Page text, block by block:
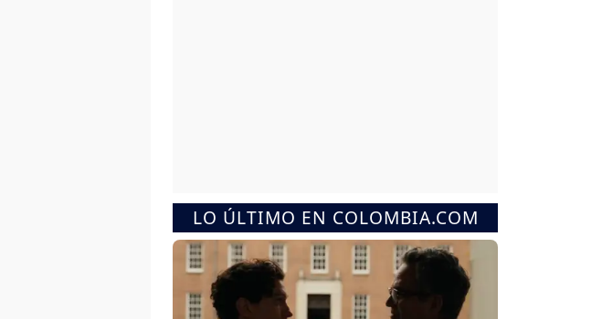
LO ÚLTIMO EN COLOMBIA.COM